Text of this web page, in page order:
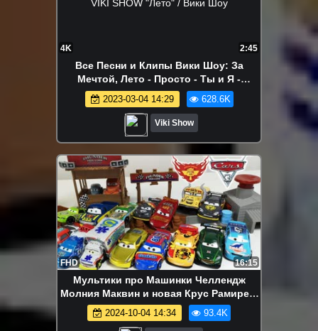
4K 2:45
Все Песни и Клипы Вики Шоу: За
Мечтой, Лето - Просто - Ты и Я -
КосмоЛайк - Хэй Лейдис / Вики Шоу -
КЛИП VIKI SHOW "Лето" / Вики Шоу
2023-03-04 14:29 628.6K
Viki Show
FHD 16:15
Мультики про Машинки Челлендж
Молния Маквин и новая Крус Рамирес.
Машинки из мультфильма ТАЧКИ 3
2024-10-04 14:34 93.4K